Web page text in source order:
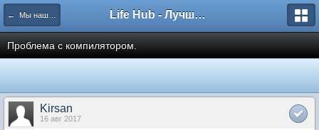
← Мы наш, мы новый... Life Hub - Лучшие компьютерные игры мира
Проблема с компилятором.
Kirsan
16 авг 2017